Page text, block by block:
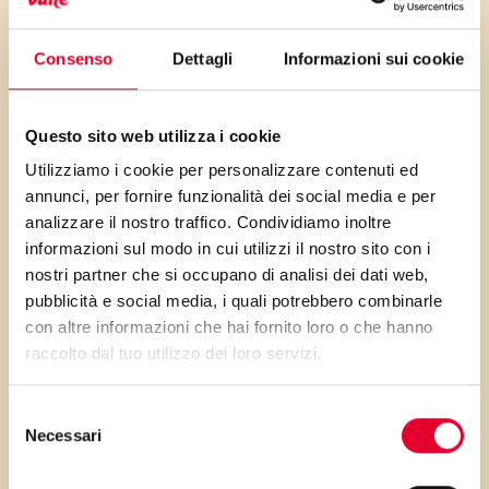
Consenso Dettagli Informazioni sui cookie
Questo sito web utilizza i cookie
Utilizziamo i cookie per personalizzare contenuti ed
annunci, per fornire funzionalità dei social media e per
analizzare il nostro traffico. Condividiamo inoltre
informazioni sul modo in cui utilizzi il nostro sito con i
nostri partner che si occupano di analisi dei dati web,
pubblicità e social media, i quali potrebbero combinarle
con altre informazioni che hai fornito loro o che hanno
raccolto dal tuo utilizzo dei loro servizi.
delNecessari
In questa ricetta la nostra fonte
inaspettata di Omega 3 è
proprio la soia! È un ingrediente
utilizzato da poco nelle nostre
cucine, ricco di proteine, fibre e
ferro.
PRIMA GLI
INGREDIENTI
...poi clicca sui numeri a lato per scorrere